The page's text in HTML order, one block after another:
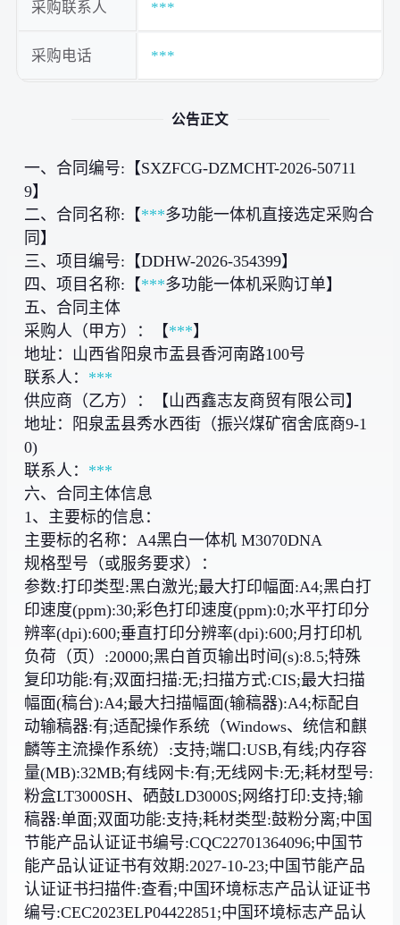
采购联系人 ***
采购电话 ***
公告正文
一、合同编号:【SXZFCG-DZMCHT-2026-50711
9】
二、合同名称:【***多功能一体机直接选定采购合
同】
三、项目编号:【DDHW-2026-354399】
四、项目名称:【***多功能一体机采购订单】
五、合同主体
采购人（甲方）：【***】
地址：山西省阳泉市盂县香河南路100号
联系人： ***
供应商（乙方）：【山西鑫志友商贸有限公司】
地址：阳泉盂县秀水西街（振兴煤矿宿舍底商9-1
0)
联系人： ***
六、合同主体信息
1、主要标的信息：
主要标的名称：A4黑白一体机 M3070DNA
规格型号（或服务要求）：
参数:打印类型:黑白激光;最大打印幅面:A4;黑白打
印速度(ppm):30;彩色打印速度(ppm):0;水平打印分
辨率(dpi):600;垂直打印分辨率(dpi):600;月打印机
负荷（页）:20000;黑白首页输出时间(s):8.5;特殊
复印功能:有;双面扫描:无;扫描方式:CIS;最大扫描
幅面(稿台):A4;最大扫描幅面(输稿器):A4;标配自
动输稿器:有;适配操作系统（Windows、统信和麒
麟等主流操作系统）:支持;端口:USB,有线;内存容
量(MB):32MB;有线网卡:有;无线网卡:无;耗材型号:
粉盒LT3000SH、硒鼓LD3000S;网络打印:支持;输
稿器:单面;双面功能:支持;耗材类型:鼓粉分离;中国
节能产品认证证书编号:CQC22701364096;中国节
能产品认证证书有效期:2027-10-23;中国节能产品
认证证书扫描件:查看;中国环境标志产品认证证书
编号:CEC2023ELP04422851;中国环境标志产品认